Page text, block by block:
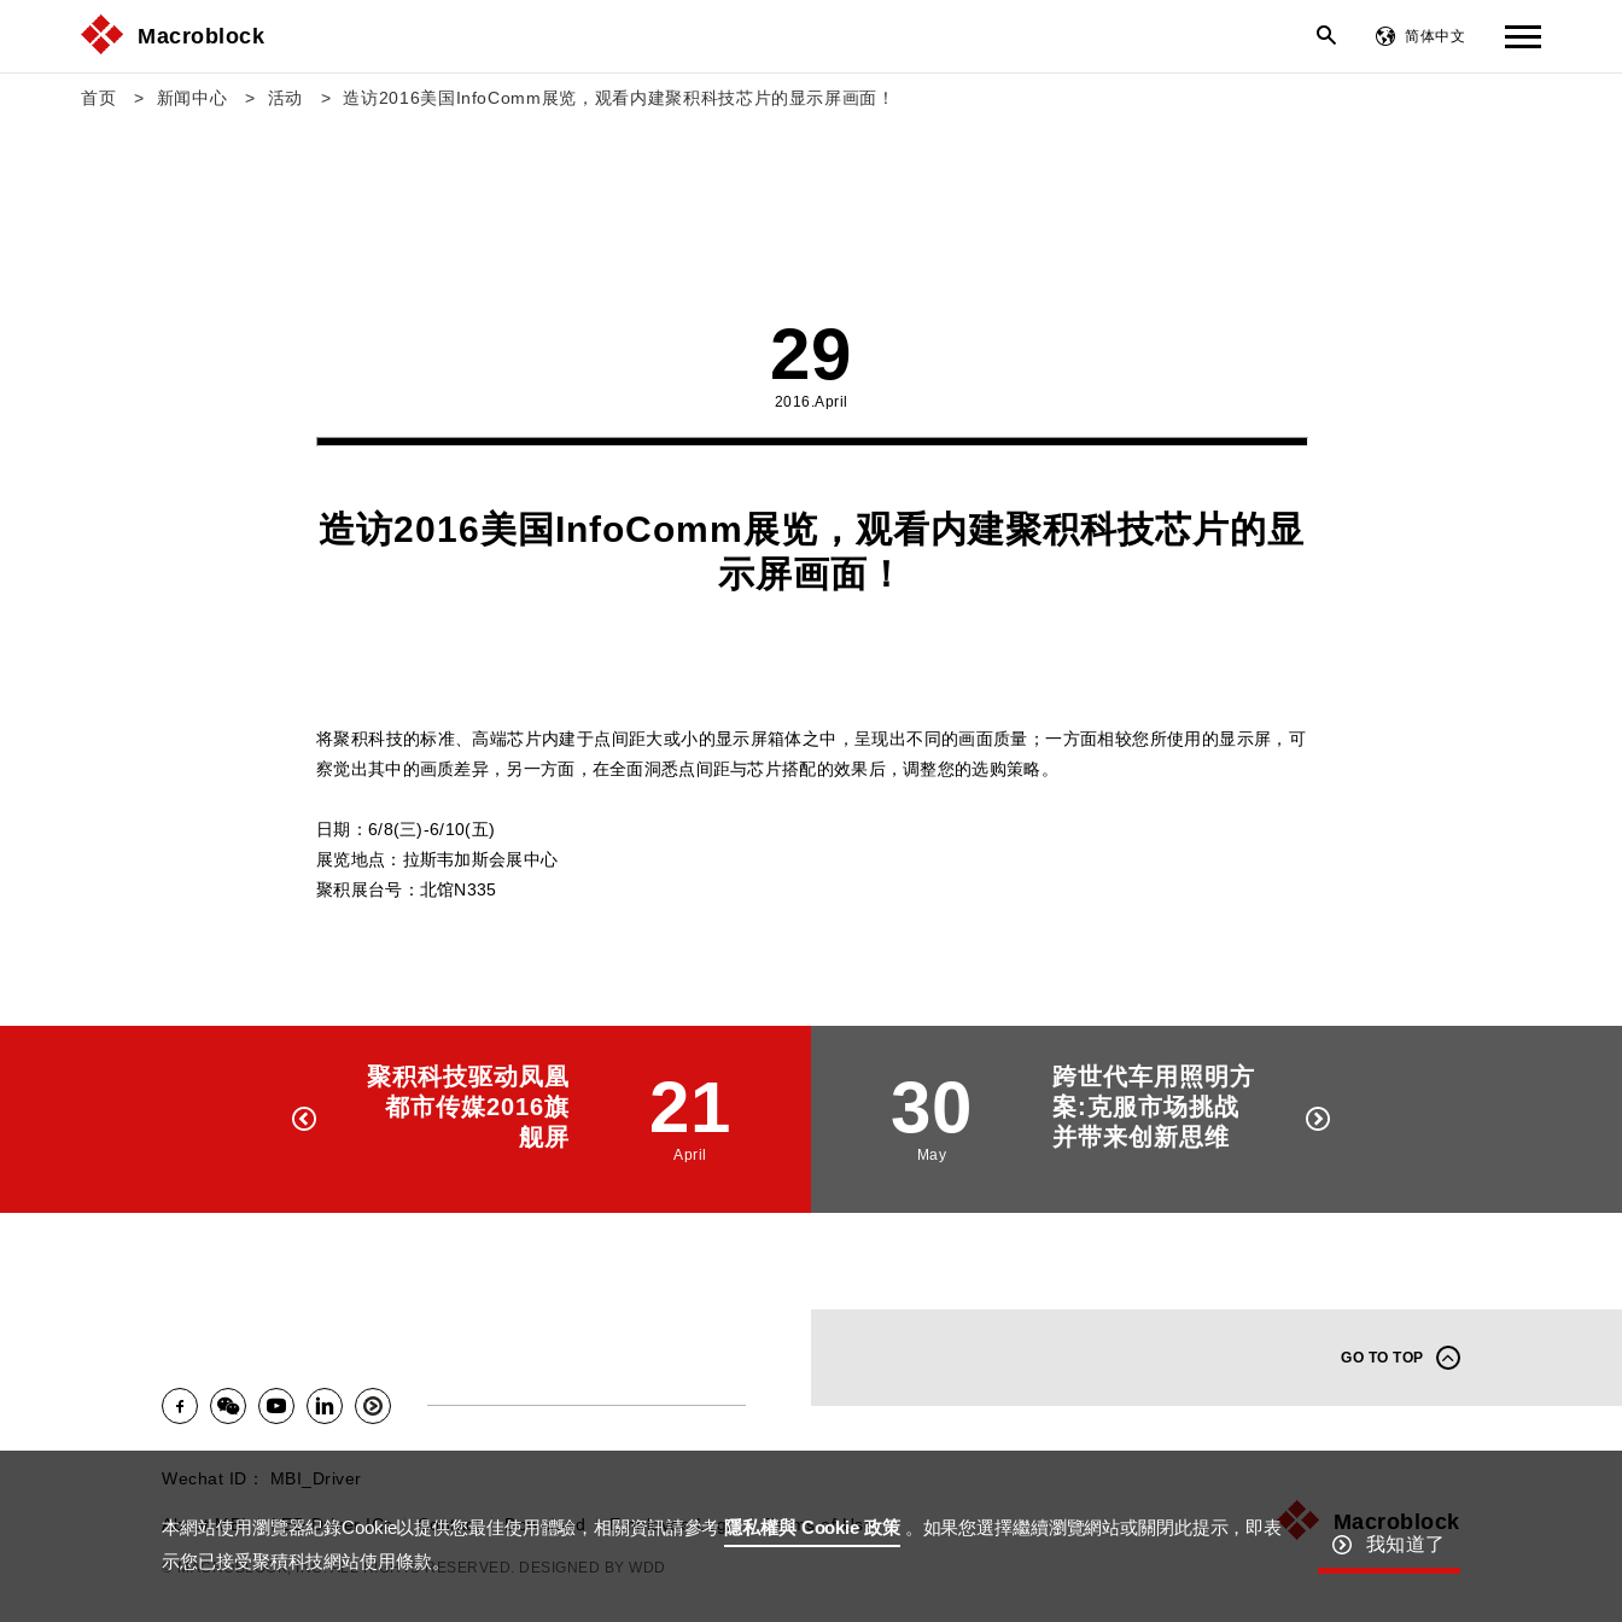
Macroblock 简体中文
首页 新闻中心 活动 造访2016美国InfoComm展览，观看内建聚积科技芯片的显示屏画面！
29
2016.April
造访2016美国InfoComm展览，观看内建聚积科技芯片的显
示屏画面！
将聚积科技的标准、高端芯片内建于点间距大或小的显示屏箱体之中，呈现出不同的画面质量；一方面相较您所使用的显示屏，可
察觉出其中的画质差异，另一方面，在全面洞悉点间距与芯片搭配的效果后，调整您的选购策略。
日期：6/8(三)-6/10(五)
展览地点：拉斯韦加斯会展中心
聚积展台号：北馆N335
聚积科技驱动凤凰
都市传媒2016旗
舰屏
21
April
30
May
跨世代车用照明方
案:克服市场挑战
并带来创新思维
GO TO TOP
Wechat ID： MBI_Driver
About MBI LED Driver ICs Contact Download Employee Login Terms of Use
© MACROBLOCK, INC. ALL RIGHTS RESERVED. DESIGNED BYWDD
Macroblock
本網站使用瀏覽器紀錄Cookie以提供您最佳使用體驗，相關資訊請參考 隱私權與 Cookie 政策 。如果您選擇繼續瀏覽網站或關閉此提示，即表
示您已接受聚積科技網站使用條款。
我知道了